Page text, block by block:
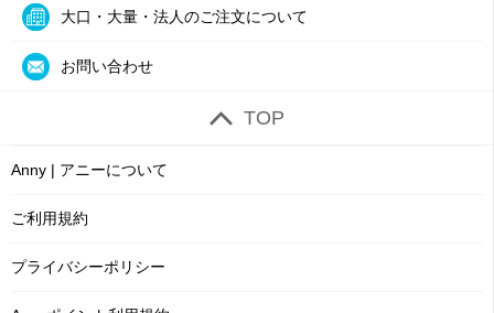
大口・大量・法人のご注文について
お問い合わせ
TOP
Anny | アニーについて
ご利用規約
プライバシーポリシー